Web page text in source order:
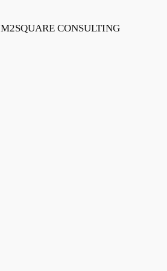
M2SQUARE CONSULTING